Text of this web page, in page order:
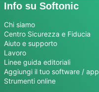
Info su Softonic
Chi siamo
Centro Sicurezza e Fiducia
Aiuto e supporto
Lavoro
Linee guida editoriali
Aggiungi il tuo software / app
Strumenti online